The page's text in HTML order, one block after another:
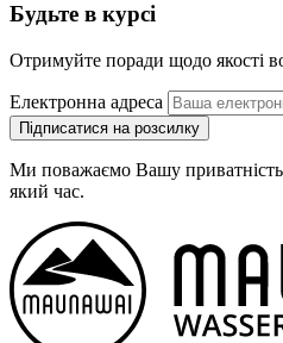
Будьте в курсі
Отримуйте поради щодо якості
Електронна адреса
Підписатися на розсилку
Ми поважаємо Вашу
який час.